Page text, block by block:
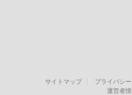
サイトマップ プライバシ
運営者